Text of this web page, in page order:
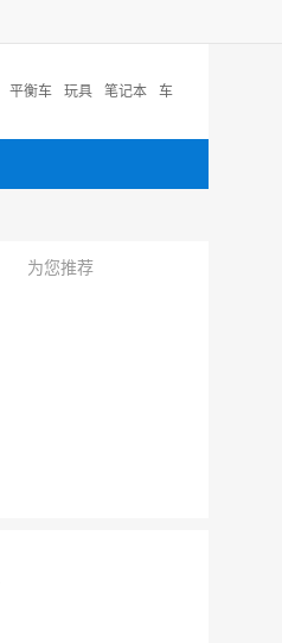
平衡车 玩具 笔记本 车
为您推荐